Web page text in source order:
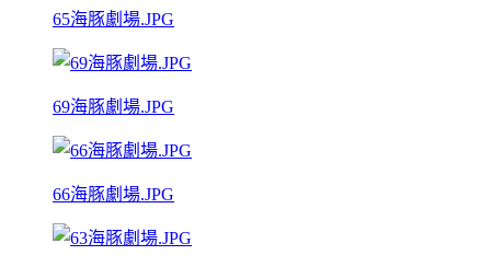
65海豚劇場.JPG
69海豚劇場.JPG
66海豚劇場.JPG